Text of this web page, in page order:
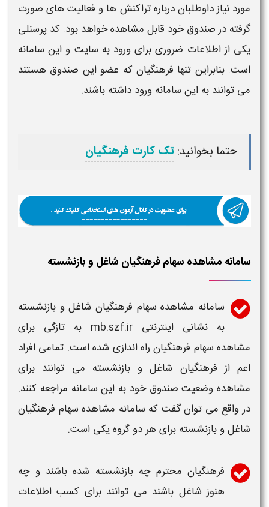
مورد نیاز داوطلبان درباره تراکنش ها و فعالیت های صورت
گرفته در صندوق خود قابل مشاهده خواهد بود. کد پرسنلی
یکی از اطلاعات ضروری برای ورود به سایت و این سامانه
است. بنابراین تنها فرهنگیان که عضو این صندوق هستند
می توانند به این سامانه ورود داشته باشند.
حتما بخوانید:تک کارت فرهنگیان
سامانه مشاهده سهام فرهنگیان شاغل و بازنشسته
سامانه مشاهده سهام فرهنگیان شاغل و بازنشسته
به نشانی اینترنتی mb.szf.ir به تازگی برای
مشاهده سهام فرهنگیان راه اندازی شده است. تمامی افراد
اعم از فرهنگیان شاغل و بازنشسته می توانند برای
مشاهده وضعیت صندوق خود به این سامانه مراجعه کنند.
در واقع می توان گفت که سامانه مشاهده سهام فرهنگيان
شاغل و بازنشسته برای هر دو گروه یکی است.
فرهنگیان محترم چه بازنشسته شده باشند و چه
هنوز شاغل باشند می توانند برای کسب اطلاعات